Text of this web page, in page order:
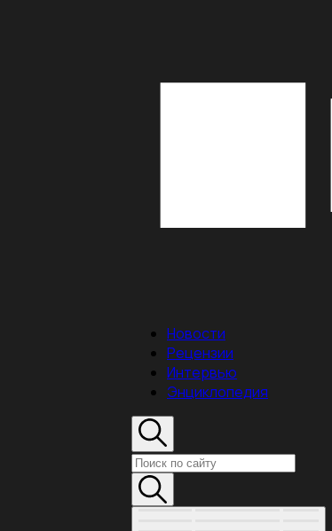
Новости
Рецензии
Интервью
Энциклопедия